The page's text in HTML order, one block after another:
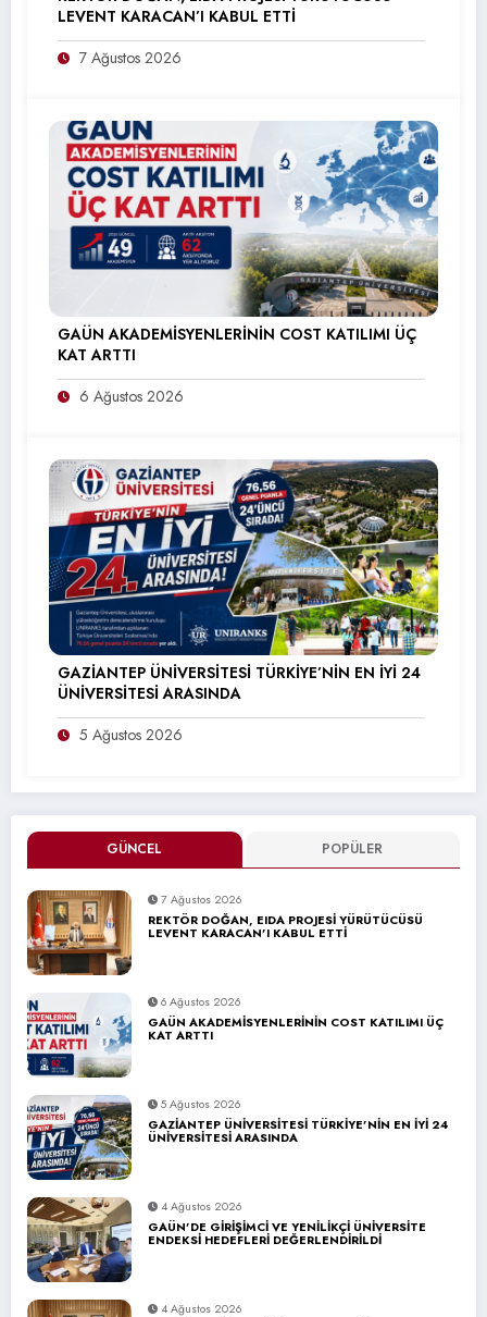
GÜNCEL POPÜLER
7 Ağustos 2026
REKTÖR DOĞAN, EIDA PROJESİ YÜRÜTÜCÜSÜ
LEVENT KARACAN’I KABUL ETTİ
6 Ağustos 2026
GAÜN AKADEMİSYENLERİNİN COST KATILIMI ÜÇ
KAT ARTTI
5 Ağustos 2026
GAZİANTEP ÜNİVERSİTESİ TÜRKİYE’NİN EN İYİ 24
ÜNİVERSİTESİ ARASINDA
4 Ağustos 2026
GAÜN’DE GİRİŞİMCİ VE YENİLİKÇİ ÜNİVERSİTE
ENDEKSİ HEDEFLERİ DEĞERLENDİRİLDİ
4 Ağustos 2026
LEVENT KARACAN’I KABUL ETTİ
7 Ağustos 2026
GAÜN AKADEMİSYENLERİNİN COST KATILIMI ÜÇ
KAT ARTTI
6 Ağustos 2026
GAZİANTEP ÜNİVERSİTESİ TÜRKİYE’NİN EN İYİ 24
ÜNİVERSİTESİ ARASINDA
5 Ağustos 2026